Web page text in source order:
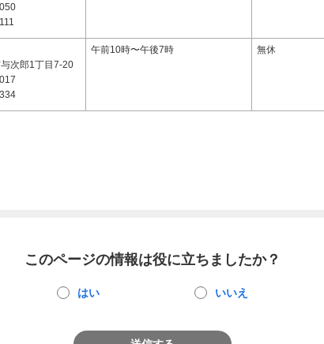
次郎1丁目7-20
午前10時〜午後7時 無休
このページの情報は役に立ちましたか？
はい いいえ